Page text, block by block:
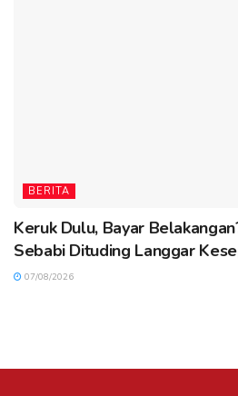
BERITA
Keruk Dulu, Bayar
Sebabi Dituding Langgar
07/08/2026